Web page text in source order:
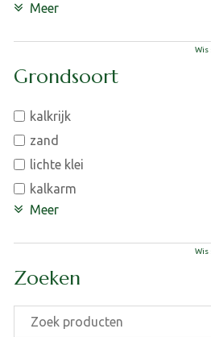
Meer
Wis
Grondsoort
kalkrijk
zand
lichte klei
kalkarm
Meer
Wis
Zoeken